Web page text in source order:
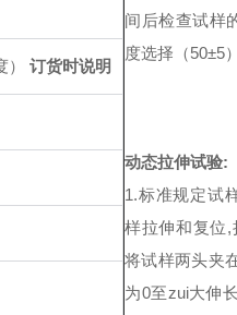
）订货时说明
间后检查试样
度选择（50±5
动态拉伸试验:
1.标准规定试
样拉伸和复位,
将试样两头夹
为0至zui大伸